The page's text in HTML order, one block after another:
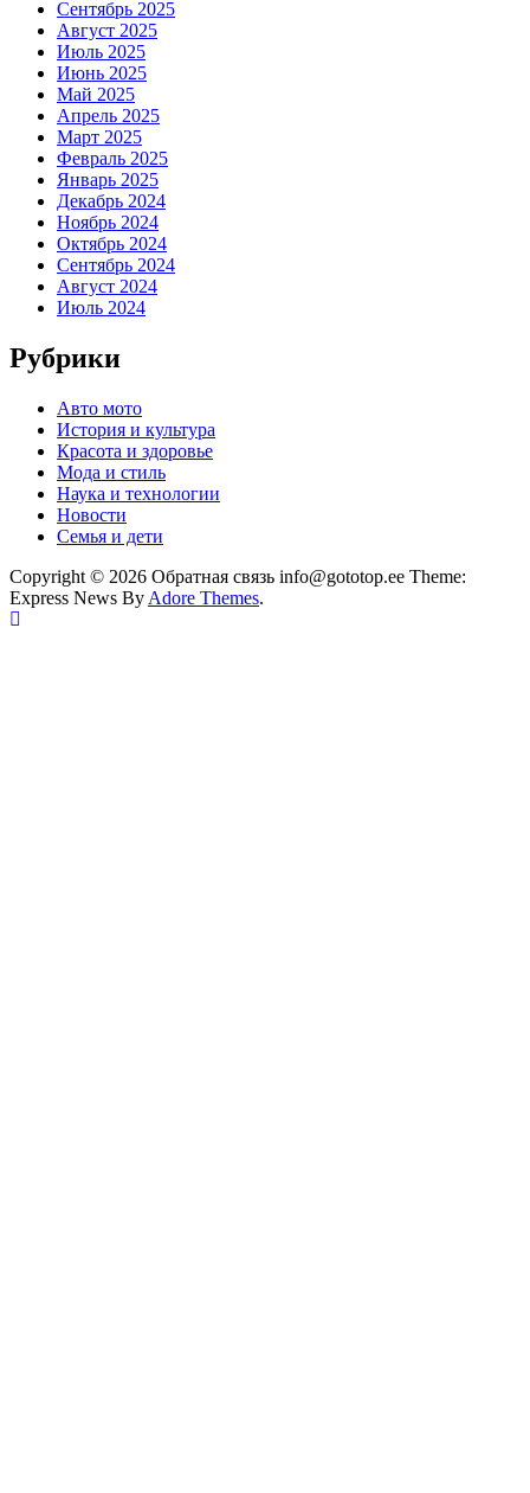
Сентябрь 2025
Август 2025
Июль 2025
Июнь 2025
Май 2025
Апрель 2025
Март 2025
Февраль 2025
Январь 2025
Декабрь 2024
Ноябрь 2024
Октябрь 2024
Сентябрь 2024
Август 2024
Июль 2024
Рубрики
Авто мото
История и культура
Красота и здоровье
Мода и стиль
Наука и технологии
Новости
Семья и дети
Copyright © 2026 Обратная связь info@gototop.ee Theme:
Express News By Adore Themes.